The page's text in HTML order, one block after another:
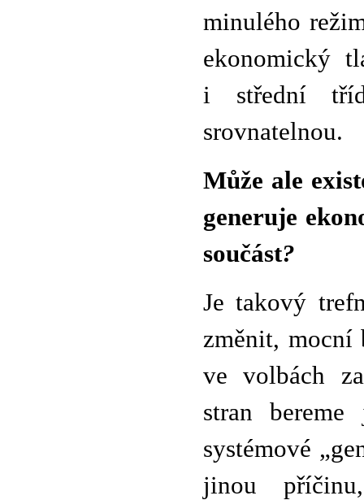
minulého
ekonomický
i střední
srovnatelnou.
Může ale
generuje
součást?
Je takový
změnit, mocní
ve volbách
stran
systémové
jinou